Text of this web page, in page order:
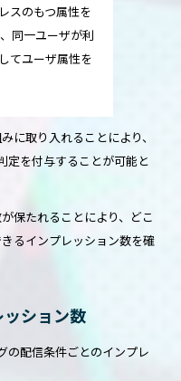
スのもつ属性を
同一ユーザが利
てユーザ属性を
に取り入れることにより、
定を付与することが可能と
保たれることにより、どこ
るインプレッション数を確
ション数
の配信条件ごとのインプレ